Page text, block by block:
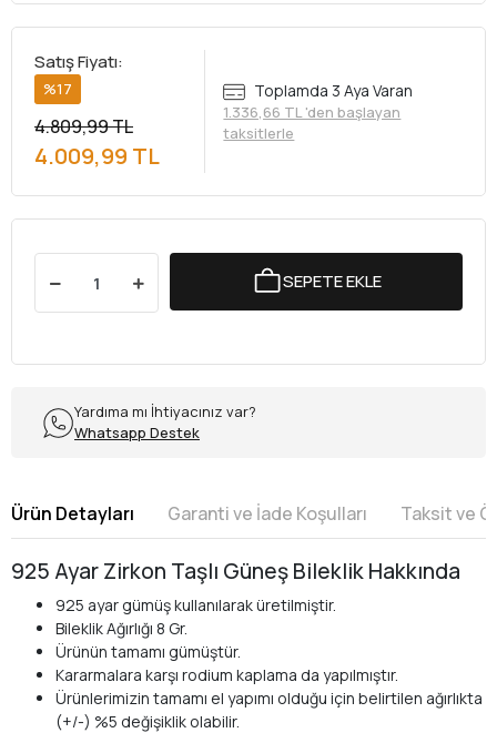
Satış Fiyatı:
%17
4.809,99 TL
4.009,99 TL
Toplamda 3 Aya Varan
1.336,66 TL 'den başlayan
taksitlerle
SEPETE EKLE
Yardıma mı İhtiyacınız var?
Whatsapp Destek
Ürün Detayları Garanti ve İade Koşulları Taksit ve
925 Ayar Zirkon Taşlı Güneş Bileklik Hakkında
925 ayar gümüş kullanılarak üretilmiştir.
Bileklik Ağırlığı 8 Gr.
Ürünün tamamı gümüştür.
Kararmalara karşı rodium kaplama da yapılmıştır.
Ürünlerimizin tamamı el yapımı olduğu için belirtilen ağırlıkta
(+/-) %5 değişiklik olabilir.